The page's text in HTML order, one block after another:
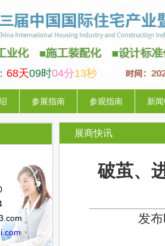
68天09时04分12秒
参展指南 参观指南 新
展商快讯
破茧、
发